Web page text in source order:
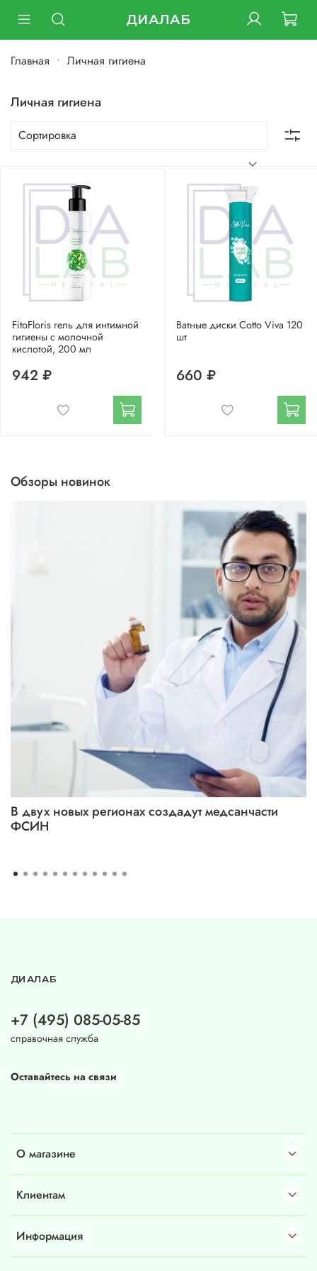
ДИАЛАБ
Главная Личная гигиена
Личная гигиена
FitoFloris гель для интимной
гигиены с молочной
кислотой, 200 мл
942 ₽
Ватные диски Cotto Viva 120
шт
660 ₽
Обзоры новинок
В двух новых регионах создадут медсанчасти
ФСИН
О магазине
Клиентам
Информация
ДИАЛАБ
+7 (495) 085-05-85
справочная служба
Оставайтесь на связи